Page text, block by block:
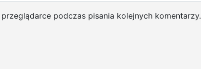
podczas pisania kolejnych komentarzy.